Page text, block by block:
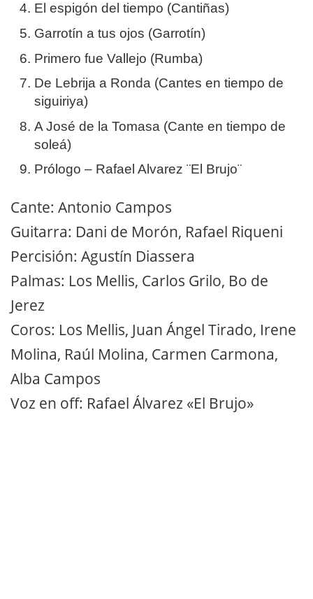
El espigón del tiempo (Cantiñas)
Garrotín a tus ojos (Garrotín)
Primero fue Vallejo (Rumba)
De Lebrija a Ronda (Cantes en tiempo de
siguiriya)
A José de la Tomasa (Cante en tiempo de
soleá)
Prólogo – Rafael Alvarez ¨El Brujo¨
Cante: Antonio Campos
Guitarra: Dani de Morón, Rafael Riqueni
Percisión: Agustín Diassera
Palmas: Los Mellis, Carlos Grilo, Bo de
Jerez
Coros: Los Mellis, Juan Ángel Tirado, Irene
Molina, Raúl Molina, Carmen Carmona,
Alba Campos
Voz en off: Rafael Álvarez «El Brujo»